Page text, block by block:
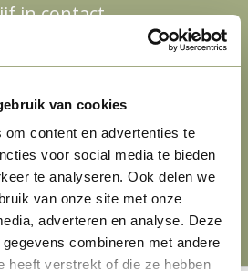
van cookies
om content en advertenties te
voor social media te bieden
te analyseren. Ook delen we
van onze site met onze
adverteren en analyse. Deze
combineren met andere
heeft verstrekt of die ze hebben
in contact
de leukste campings in
handige tips en de mooiste
accommodaties direct in
je inbox!
inschrijven